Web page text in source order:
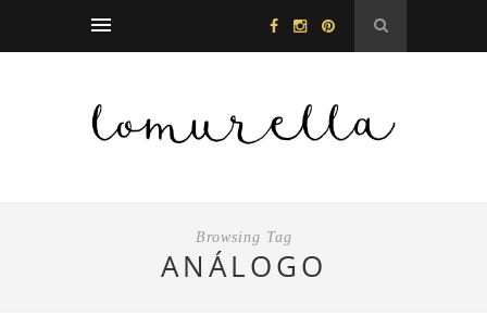
Browsing Tag
ANÁLOGO